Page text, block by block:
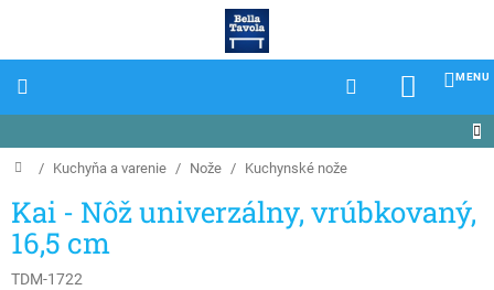
Domov
/ Kuchyňa a varenie / Nože / Kuchynské nože
Kai - Nôž univerzálny, vrúbkovaný,
16,5 cm
TDM-1722